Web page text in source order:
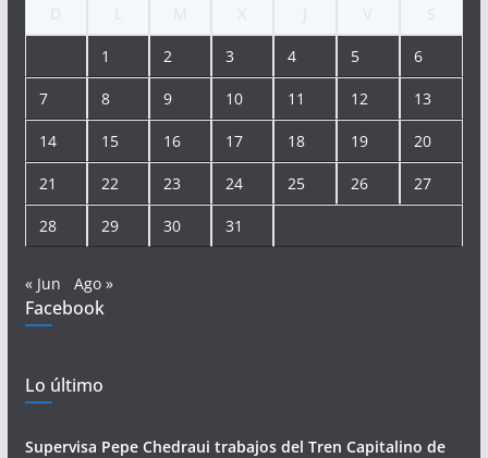
1 2 3 4 5 6
7 8 9 10 11 12 13
14 15 16 17 18 19 20
21 22 23 24 25 26 27
28 29 30 31
« Jun Ago »
Facebook
Lo último
Supervisa Pepe Chedraui trabajos del Tren Capitalino de